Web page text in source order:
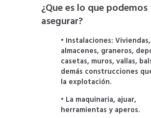
¿Que es lo que podemos
asegurar?
• Instalaciones:
almacenes, graneros,
casetas, muros, vallas,
demás construcciones
la explotación.
• La maquinaria, ajuar,
herramientas y aperos.